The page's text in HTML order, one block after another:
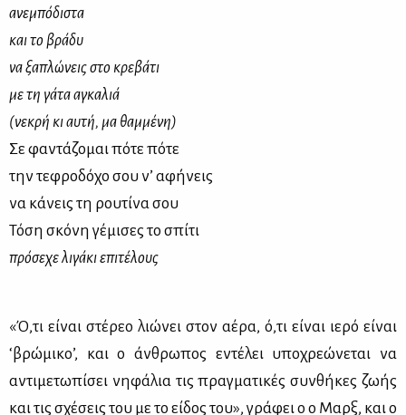
ανεμπόδιστα
και το βράδυ
να ξαπλώνεις στο κρεβάτι
με τη γάτα αγκαλιά
(νεκρή κι αυτή, μα θαμμένη)
Σε φαντάζομαι πότε πότε
την τεφροδόχο σου ν’ αφήνεις
να κάνεις τη ρουτίνα σου
Τόση σκόνη γέμισες το σπίτι
πρόσεχε λιγάκι επιτέλους
«Ό,τι εί­ναι στέ­ρεο λιώ­νει στον αέ­ρα, ό,τι εί­ναι ιε­ρό εί­ναι
‘βρώ­μι­κο’, και ο άν­θρω­πος εντέ­λει υπο­χρε­ώ­νε­ται να
αντι­με­τω­πί­σει νη­φά­λια τις πραγ­μα­τι­κές συν­θή­κες ζω­ής
και τις σχέ­σεις του με το εί­δος του», γρά­φει ο ο Μαρξ, και ο